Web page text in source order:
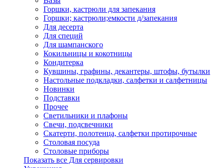
Горшки, кастрюли для запекания
Горшки; кастрюли;емкости д/запекания
Для десерта
Для специй
Для шампанского
Кокильницы и кокотницы
Кондитерка
Кувшины, графины, декантеры, штофы, бутылки
Настольные подкладки, салфетки и салфетницы
Новинки
Подставки
Прочее
Светильники и плафоны
Свечи, подсвечники
Скатерти, полотенца, салфетки протирочные
Столовая посуда
Столовые приборы
Показать все Для сервировки